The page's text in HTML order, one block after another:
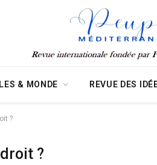
& MONDE REVUE DES
?
?